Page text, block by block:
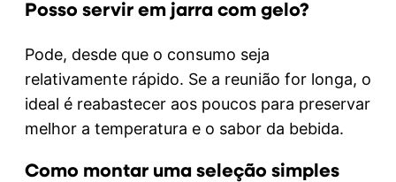
Posso servir em jarra com gelo?
Pode, desde que o consumo seja
relativamente rápido. Se a reunião for longa, o
ideal é reabastecer aos poucos para preservar
melhor a temperatura e o sabor da bebida.
Como montar uma seleção simples